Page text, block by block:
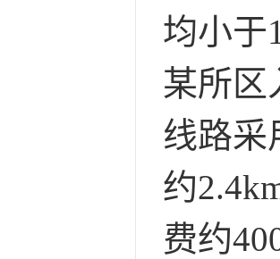
均小于
某所区
线路采
约
费约